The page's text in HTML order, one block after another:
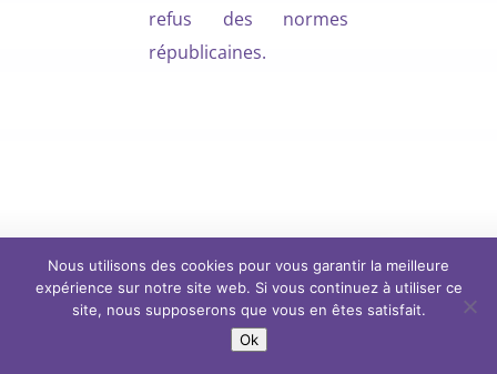
refus des normes
républicaines.
Nous utilisons des cookies pour vous garantir la meilleure
expérience sur notre site web. Si vous continuez à utiliser ce
site, nous supposerons que vous en êtes satisfait.
Ok